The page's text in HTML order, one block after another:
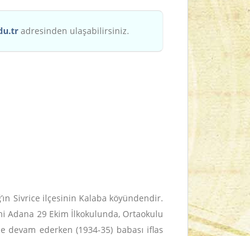
adresinden ulaşabilirsiniz.
Sivrice ilçesinin Kalaba köyündendir.
Adana 29 Ekim İlkokulunda, Ortaokulu
ederken (1934-35) babası iflas